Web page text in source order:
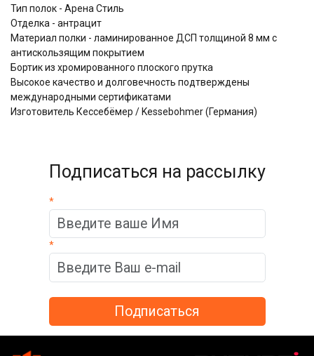
Тип полок - Арена Стиль
Отделка - антрацит
Материал полки - ламинированное ДСП толщиной 8 мм с
антискользящим покрытием
Бортик из хромированного плоского прутка
Высокое качество и долговечность подтверждены
международными сертификатами
Изготовитель Кессебёмер / Kessebohmer (Германия)
Подписаться на рассылку
*
*